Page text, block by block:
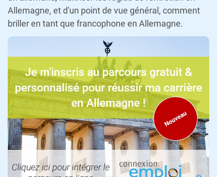
Allemagne, et d'un point de vue général, comment
briller en tant que francophone en Allemagne.